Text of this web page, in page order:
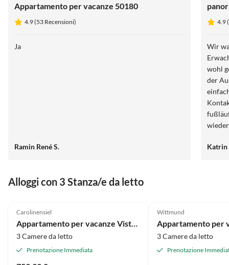
Appartamento per vacanze 50180
4.9 (53 Recensioni)
Ja
Ramin René S.
4.9
Wir
wohl
der
Katrin
Alloggi con 3 Stanza/e da letto
Carolinensiel
Appartamento per vacanze Vista panoramica
3 Camere da letto
Prenotazione Immediata
Wittmund
3 Camere da letto
Prenotazione